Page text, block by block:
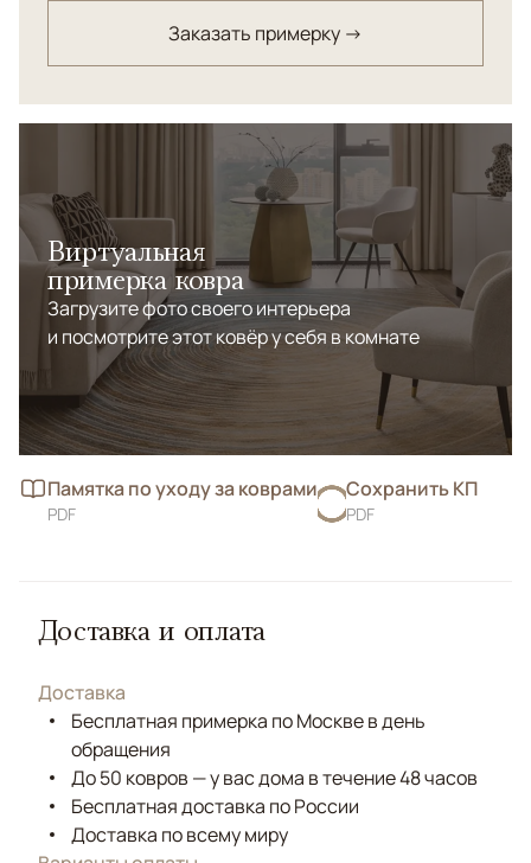
Заказать примерку →
Виртуальная
примерка ковра
Загрузите фото своего интерьера
и посмотрите этот ковёр у себя в комнате
Памятка по уходу за коврами
PDF
Сохранить КП
PDF
Доставка и оплата
Доставка
Бесплатная примерка по Москве в день
обращения
До 50 ковров — у вас дома в течение 48 часов
Бесплатная доставка по России
Доставка по всему миру